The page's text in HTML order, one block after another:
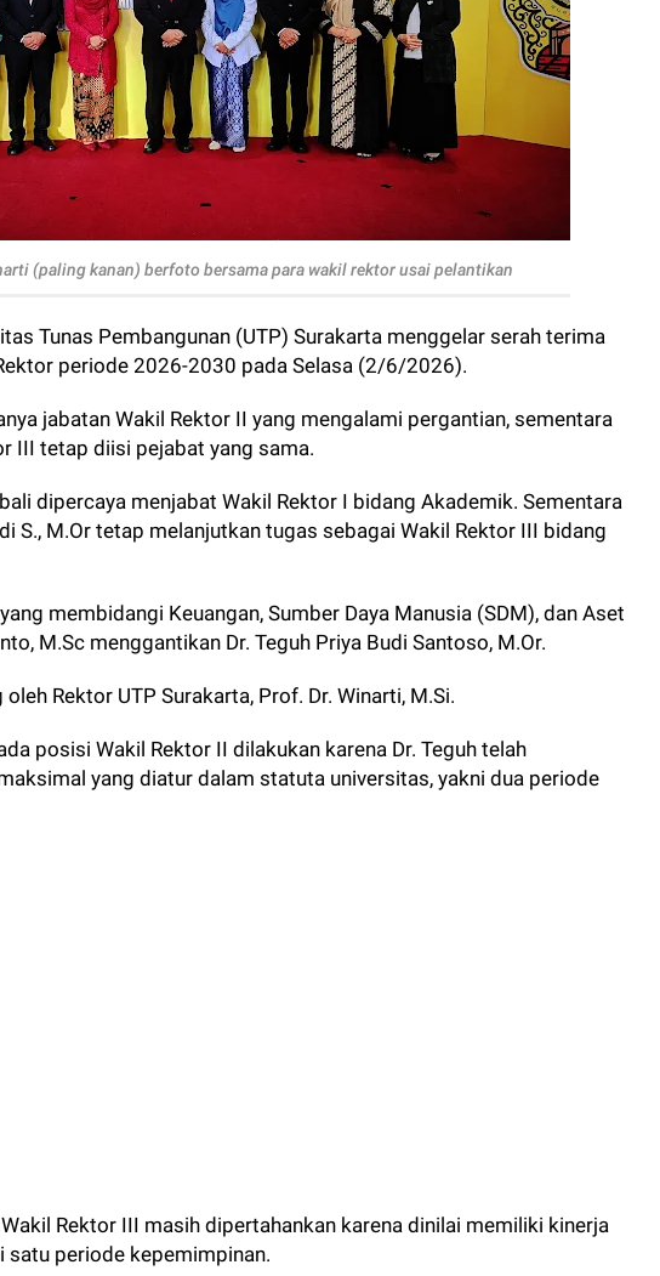
(paling kanan) berfoto bersama para wakil rektor usai pelantikan
Tunas Pembangunan (UTP) Surakarta menggelar serah terima
periode 2026-2030 pada Selasa (2/6/2026).
jabatan Wakil Rektor II yang mengalami pergantian, sementara
III tetap diisi pejabat yang sama.
dipercaya menjabat Wakil Rektor I bidang Akademik. Sementara
S., M.Or tetap melanjutkan tugas sebagai Wakil Rektor III bidang
membidangi Keuangan, Sumber Daya Manusia (SDM), dan Aset
M.Sc menggantikan Dr. Teguh Priya Budi Santoso, M.Or.
Rektor UTP Surakarta, Prof. Dr. Winarti, M.Si.
posisi Wakil Rektor II dilakukan karena Dr. Teguh telah
yang diatur dalam statuta universitas, yakni dua periode
Rektor III masih dipertahankan karena dinilai memiliki kinerja
satu periode kepemimpinan.